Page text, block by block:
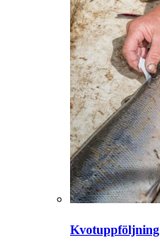
Kvotuppföljning